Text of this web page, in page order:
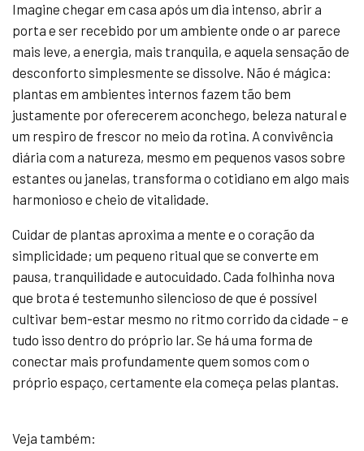
Imagine chegar em casa após um dia intenso, abrir a
porta e ser recebido por um ambiente onde o ar parece
mais leve, a energia, mais tranquila, e aquela sensação de
desconforto simplesmente se dissolve. Não é mágica:
plantas em ambientes internos fazem tão bem
justamente por oferecerem aconchego, beleza natural e
um respiro de frescor no meio da rotina. A convivência
diária com a natureza, mesmo em pequenos vasos sobre
estantes ou janelas, transforma o cotidiano em algo mais
harmonioso e cheio de vitalidade.
Cuidar de plantas aproxima a mente e o coração da
simplicidade; um pequeno ritual que se converte em
pausa, tranquilidade e autocuidado. Cada folhinha nova
que brota é testemunho silencioso de que é possível
cultivar bem-estar mesmo no ritmo corrido da cidade – e
tudo isso dentro do próprio lar. Se há uma forma de
conectar mais profundamente quem somos com o
próprio espaço, certamente ela começa pelas plantas.
Veja também: